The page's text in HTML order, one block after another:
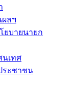
ลฯ
ยบายนายก
เทศ
ระชาชน